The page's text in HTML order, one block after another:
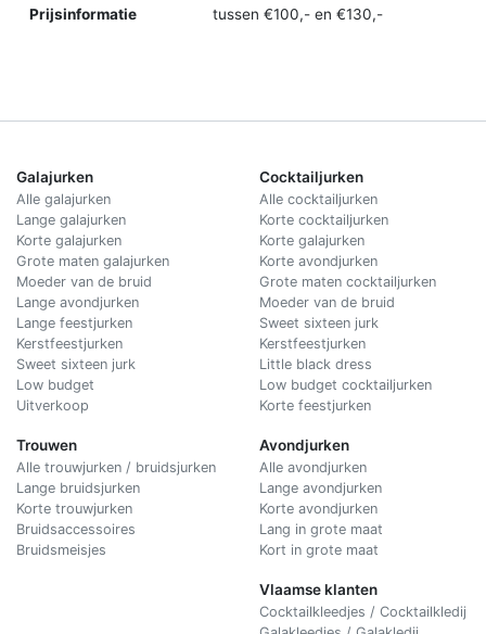
Prijsinformatie tussen €100,- en €130,-
Galajurken
Alle galajurken
Lange galajurken
Korte galajurken
Grote maten galajurken
Moeder van de bruid
Lange avondjurken
Lange feestjurken
Kerstfeestjurken
Sweet sixteen jurk
Low budget
Uitverkoop
Trouwen
Alle trouwjurken / bruidsjurken
Lange bruidsjurken
Korte trouwjurken
Bruidsaccessoires
Bruidsmeisjes
Cocktailjurken
Alle cocktailjurken
Korte cocktailjurken
Korte galajurken
Korte avondjurken
Grote maten cocktailjurken
Moeder van de bruid
Sweet sixteen jurk
Kerstfeestjurken
Little black dress
Low budget cocktailjurken
Korte feestjurken
Avondjurken
Alle avondjurken
Lange avondjurken
Korte avondjurken
Lang in grote maat
Kort in grote maat
Vlaamse klanten
Cocktailkleedjes / Cocktailkledij